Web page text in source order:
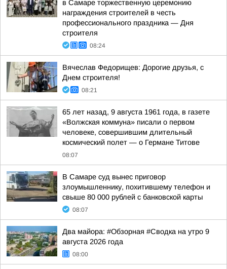
в Самаре торжественную церемонию
награждения строителей в честь
профессионального праздника — Дня
строителя
08:24
Вячеслав Федорищев: Дорогие друзья, с
Днем строителя!
08:21
65 лет назад, 9 августа 1961 года, в газете
«Волжская коммуна» писали о первом
человеке, совершившим длительный
космический полет — о Германе Титове
08:07
В Самаре суд вынес приговор
злоумышленнику, похитившему телефон и
свыше 80 000 рублей с банковской карты
08:07
Два майора: #Обзорная #Сводка на утро 9
августа 2026 года
08:00